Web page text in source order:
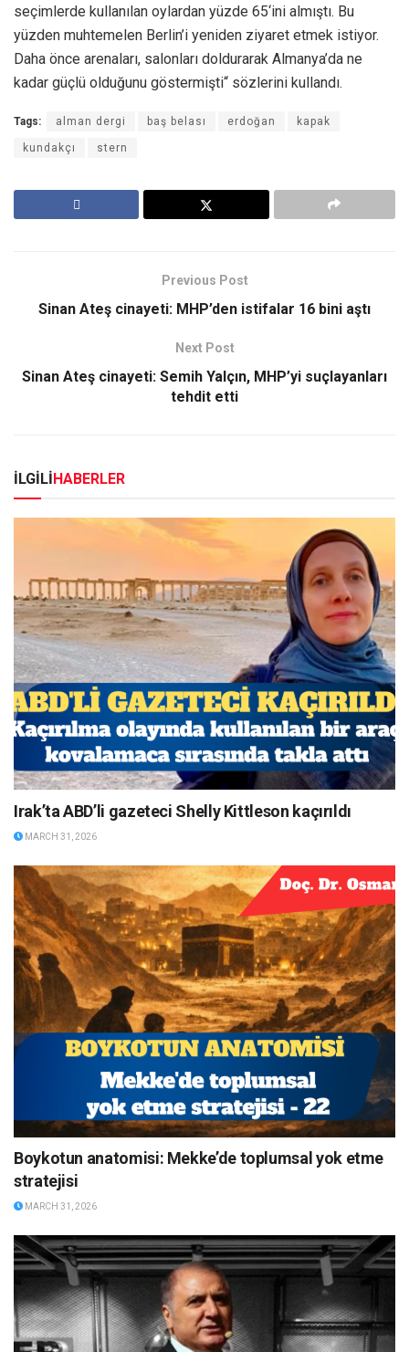
seçimlerde kullanılan oylardan yüzde 65‘ini almıştı. Bu
yüzden muhtemelen Berlin’i yeniden ziyaret etmek istiyor.
Daha önce arenaları, salonları doldurarak Almanya’da ne
kadar güçlü olduğunu göstermişti“ sözlerini kullandı.
Tags: alman dergi baş belası erdoğan kapak
kundakçı stern
Previous Post
Sinan Ateş cinayeti: MHP’den istifalar 16 bini aştı
Next Post
Sinan Ateş cinayeti: Semih Yalçın, MHP’yi suçlayanları
tehdit etti
İLGİLİHABERLER
Irak’ta ABD’li gazeteci Shelly Kittleson kaçırıldı
MARCH 31, 2026
Boykotun anatomisi: Mekke’de toplumsal yok etme
stratejisi
MARCH 31, 2026